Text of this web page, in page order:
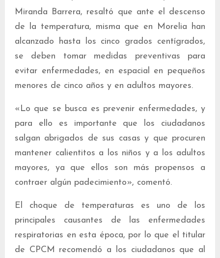
Miranda Barrera, resaltó que ante el descenso
de la temperatura, misma que en Morelia han
alcanzado hasta los cinco grados centígrados,
se deben tomar medidas preventivas para
evitar enfermedades, en espacial en pequeños
menores de cinco años y en adultos mayores.
«Lo que se busca es prevenir enfermedades, y
para ello es importante que los ciudadanos
salgan abrigados de sus casas y que procuren
mantener calientitos a los niños y a los adultos
mayores, ya que ellos son más propensos a
contraer algún padecimiento», comentó.
El choque de temperaturas es uno de los
principales causantes de las enfermedades
respiratorias en esta época, por lo que el titular
de CPCM recomendó a los ciudadanos que al